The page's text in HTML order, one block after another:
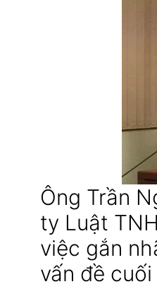
Ông Trần
ty Luật
việc gắn
vấn đề